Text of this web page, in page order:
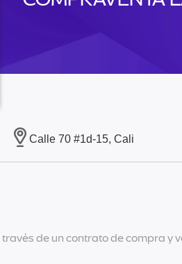
Calle 70 #1d-15, Cali
de un contrato de compra y